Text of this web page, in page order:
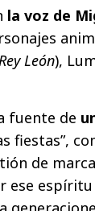
la voz de
León),
fuente de
fiestas”,
de
ese